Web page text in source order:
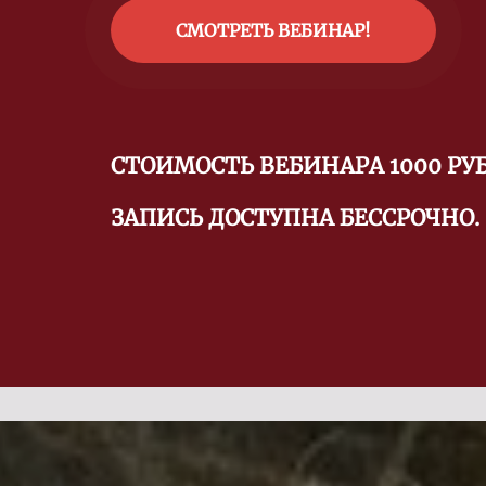
СМОТРЕТЬ ВЕБИНАР!
СТОИМОСТЬ ВЕБИНАРА 1000
ЗАПИСЬ ДОСТУПНА БЕССРОЧНО.